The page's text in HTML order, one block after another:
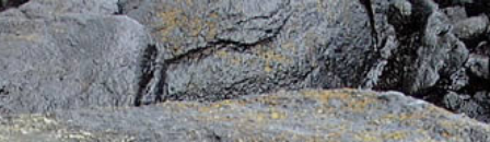
Yves Saint Laurent Designer Fussball hallenschuhe detské kopačky
voetbalschoenen sale
fotbollsskor webshop chaussure de football pas cher billige
fotballsko på nett på